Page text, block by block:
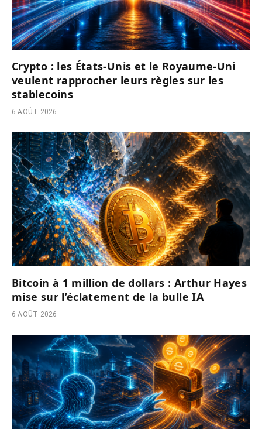
Crypto : les États-Unis et le Royaume-Uni
veulent rapprocher leurs règles sur les
stablecoins
6 AOÛT 2026
Bitcoin à 1 million de dollars : Arthur Hayes
mise sur l’éclatement de la bulle IA
6 AOÛT 2026